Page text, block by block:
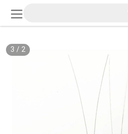
2
/
3